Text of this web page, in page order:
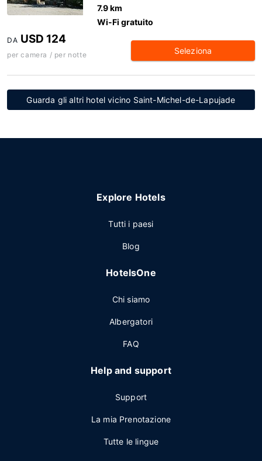
7.9 km
Wi-Fi gratuito
DA USD 124
per camera / per notte Seleziona
Guarda gli altri hotel vicino Saint-Michel-de-Lapujade
Explore Hotels
Tutti i paesi
Blog
HotelsOne
Chi siamo
Albergatori
FAQ
Help and support
Support
La mia Prenotazione
Tutte le lingue